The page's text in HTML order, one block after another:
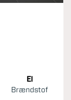
El
Brændstof